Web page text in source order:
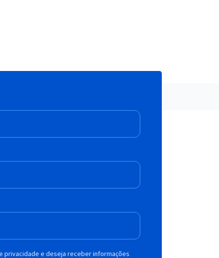
privacidade e deseja receber informações